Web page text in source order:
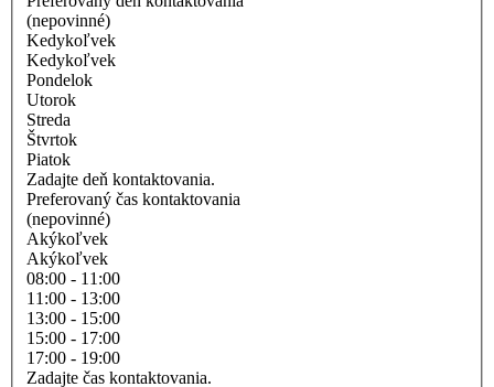
(nepovinné)
Kedykoľvek
Kedykoľvek
Pondelok
Utorok
Streda
Štvrtok
Piatok
Zadajte deň kontaktovania.
Preferovaný čas kontaktovania
(nepovinné)
Akýkoľvek
Akýkoľvek
08:00 - 11:00
11:00 - 13:00
13:00 - 15:00
15:00 - 17:00
17:00 - 19:00
Zadajte čas kontaktovania.